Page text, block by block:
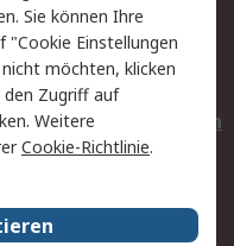
Batterien
weltweit
Sie können Ihre
"Cookie Einstellungen
möchten, klicken
den Zugriff auf
Weitere
Cookie-Richtlinie.